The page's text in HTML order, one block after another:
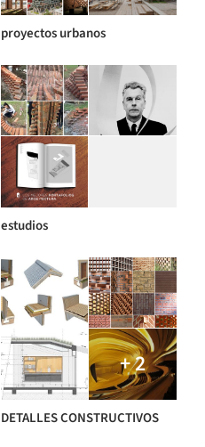
proyectos urbanos
estudios
+ 2
DETALLES CONSTRUCTIVOS